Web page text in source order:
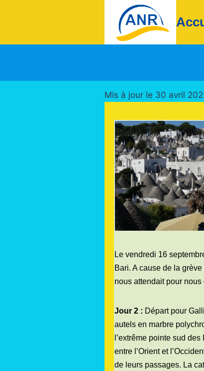
Mis à jour le 30 avril
Le vendredi 16
Bari. A cause de la
nous attendait pour
Jour 2 : Départ pour
autels en marbre
l’extrême pointe sud
entre l’Orient et
de leurs passages. La